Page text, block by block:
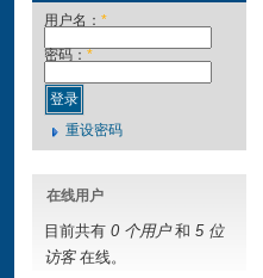
用户名： *
密码： *
重设密码
在线用户
目前共有 0 个用户和 5 位
访客在线。